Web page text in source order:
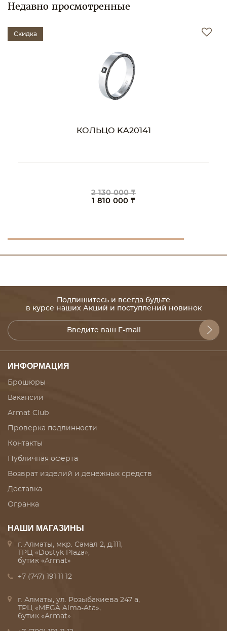
Недавно просмотренные
Скидка
КОЛЬЦО KA20141
2 130 000 ₸
1 810 000 ₸
Подпишитесь и всегда будьте
в курсе наших Акций и поступлений новинок
ИНФОРМАЦИЯ
Брошюры
Вакансии
Armat Club
Проверка подлинности
Контакты
Публичная оферта
Возврат изделий и денежных средств
Доставка
Огранка
НАШИ МАГАЗИНЫ
г. Алматы, мкр. Самал 2, д.111,
ТРЦ «Dostyk Plaza»,
бутик «Armat»
+7 (747) 191 11 12
г. Алматы, ул. Розыбакиева 247 а,
ТРЦ «MEGA Alma-Ata»,
бутик «Armat»